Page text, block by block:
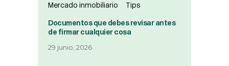
Mercado inmobiliario Tips
Documentos que debes revisar antes
de firmar cualquier cosa
29 junio, 2026